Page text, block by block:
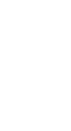
zum
offiziellen
über den
und den
und
GmbH
ist.
zum
offiziellen